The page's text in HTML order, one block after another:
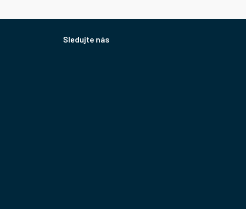
Sledujte nás